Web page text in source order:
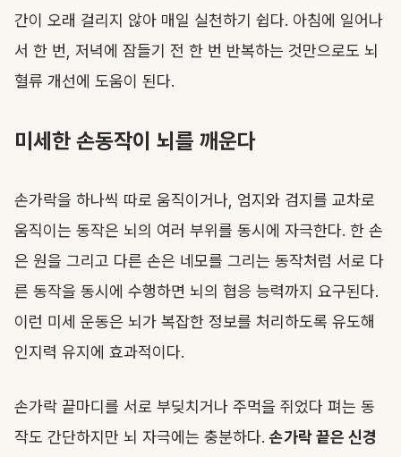
간이 오래 걸리지 않아 매일 실천하기 쉽다. 아침에 일어나
서 한 번, 저녁에 잠들기 전 한 번 반복하는 것만으로도 뇌
혈류 개선에 도움이 된다.
미세한 손동작이 뇌를 깨운다
손가락을 하나씩 따로 움직이거나, 엄지와 검지를 교차로
움직이는 동작은 뇌의 여러 부위를 동시에 자극한다. 한 손
은 원을 그리고 다른 손은 네모를 그리는 동작처럼 서로 다
른 동작을 동시에 수행하면 뇌의 협응 능력까지 요구된다.
이런 미세 운동은 뇌가 복잡한 정보를 처리하도록 유도해
인지력 유지에 효과적이다.
손가락 끝마디를 서로 부딪치거나 주먹을 쥐었다 펴는 동
작도 간단하지만 뇌 자극에는 충분하다.손가락 끝은 신경